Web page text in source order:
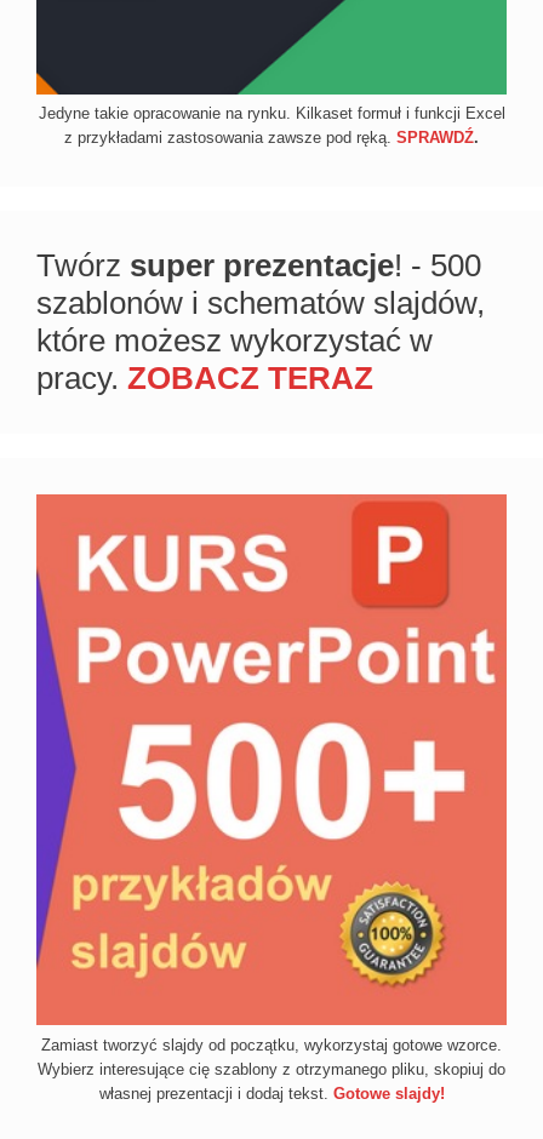
Jedyne takie opracowanie na rynku. Kilkaset formuł i funkcji Excel
z przykładami zastosowania zawsze pod ręką. SPRAWDŹ.
Twórz super prezentacje! - 500
szablonów i schematów slajdów,
które możesz wykorzystać w
pracy. ZOBACZ TERAZ
Zamiast tworzyć slajdy od początku, wykorzystaj gotowe wzorce.
Wybierz interesujące cię szablony z otrzymanego pliku, skopiuj do
własnej prezentacji i dodaj tekst. Gotowe slajdy!